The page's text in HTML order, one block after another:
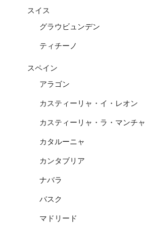
スイス
グラウビュンデン
ティチーノ
スペイン
アラゴン
カスティーリャ・イ・レオン
カスティーリャ・ラ・マンチャ
カタルーニャ
カンタブリア
ナバラ
バスク
マドリード